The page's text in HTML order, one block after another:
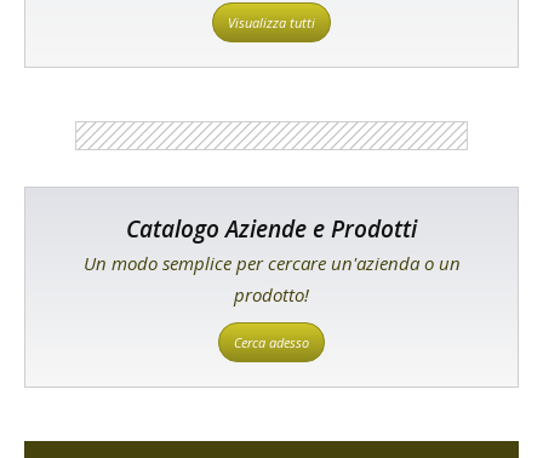
Visualizza tutti
Catalogo Aziende e Prodotti
Un modo semplice per cercare un'azienda o un
prodotto!
Cerca adesso